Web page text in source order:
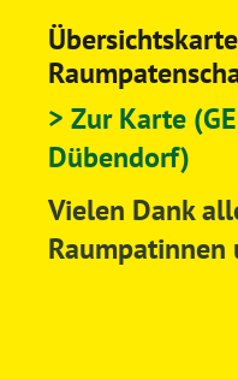
> Zur Karte
Dübendorf)
Vielen Dank
Raumpatinnen